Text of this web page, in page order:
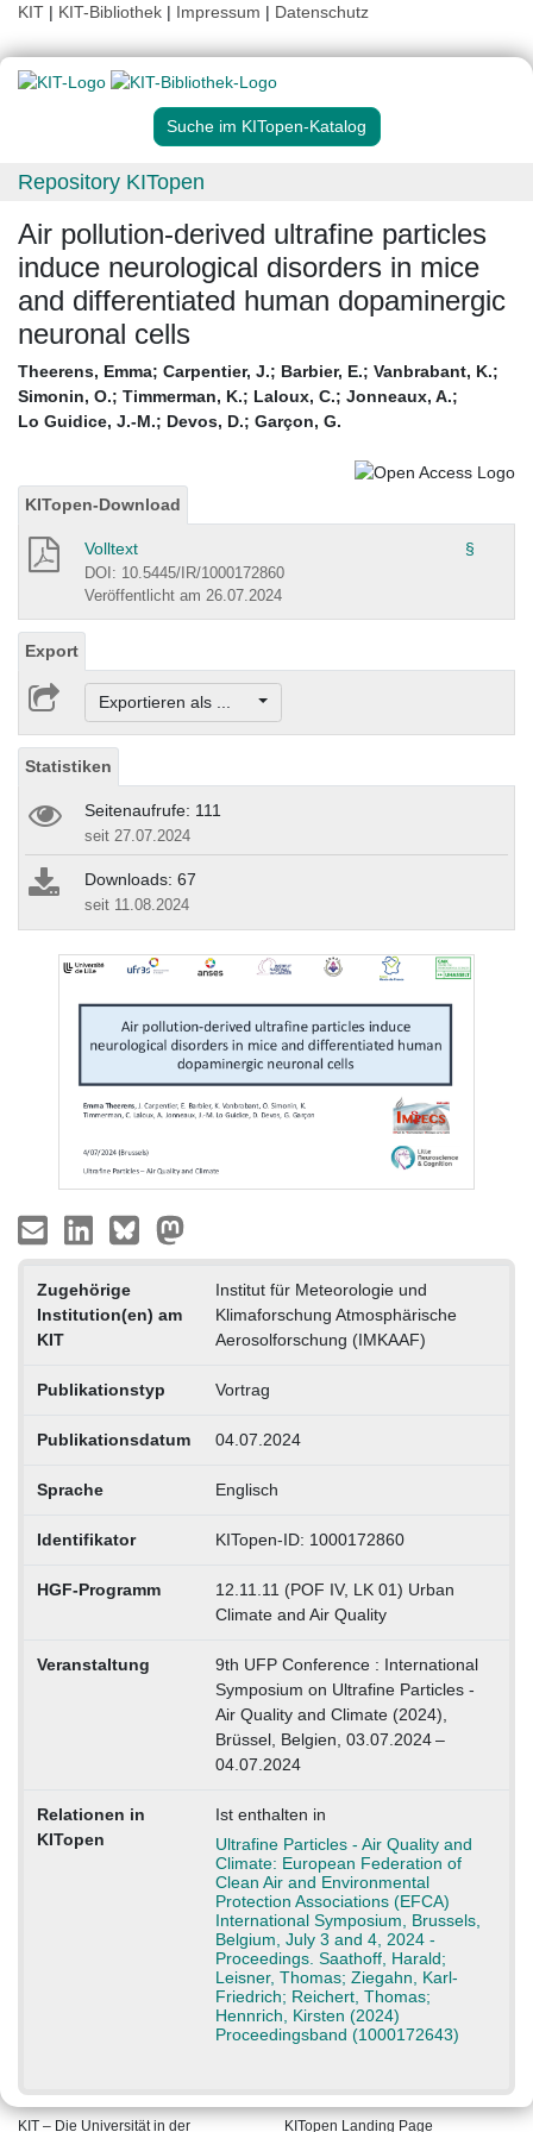
KIT | KIT-Bibliothek | Impressum | Datenschutz
Suche im KITopen-Katalog
Repository KITopen
Air pollution-derived ultrafine particles
induce neurological disorders in mice
and differentiated human dopaminergic
neuronal cells
Theerens, Emma; Carpentier, J.; Barbier, E.; Vanbrabant, K.;
Simonin, O.; Timmerman, K.; Laloux, C.; Jonneaux, A.;
Lo Guidice, J.-M.; Devos, D.; Garçon, G.
KITopen-Download
Volltext §
DOI: 10.5445/IR/1000172860
Veröffentlicht am 26.07.2024
Export
Exportieren als ...
Statistiken
Seitenaufrufe: 111
seit 27.07.2024
Downloads: 67
seit 11.08.2024
Zugehörige
Institution(en) am
KIT
Institut für Meteorologie und
Klimaforschung Atmosphärische
Aerosolforschung (IMKAAF)
Publikationstyp Vortrag
Publikationsdatum 04.07.2024
Sprache Englisch
Identifikator KITopen-ID: 1000172860
HGF-Programm
12.11.11 (POF IV, LK 01) Urban
Climate and Air Quality
Veranstaltung
9th UFP Conference : International
Symposium on Ultrafine Particles -
Air Quality and Climate (2024),
Brüssel, Belgien, 03.07.2024 –
04.07.2024
Relationen in
KITopen
Ist enthalten in
Ultrafine Particles - Air Quality and
Climate: European Federation of
Clean Air and Environmental
Protection Associations (EFCA)
International Symposium, Brussels,
Belgium, July 3 and 4, 2024 -
Proceedings. Saathoff, Harald;
Leisner, Thomas; Ziegahn, Karl-
Friedrich; Reichert, Thomas;
Hennrich, Kirsten (2024)
Proceedingsband (1000172643)
KIT – Die Universität in der KITopen Landing Page